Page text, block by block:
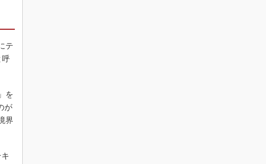
テ
呼
を
が
界